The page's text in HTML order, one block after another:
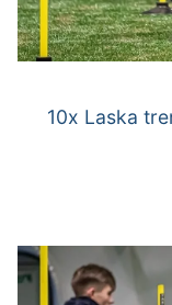
10x Laska